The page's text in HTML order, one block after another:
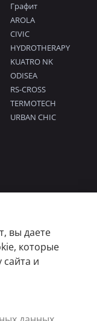
Графит
AROLA
CIVIC
HYDROTHERAPY
KUATRO NK
ODISEA
RS-CROSS
TERMOTECH
URBAN CHIC
и цвета носят
вы даете
которые
и